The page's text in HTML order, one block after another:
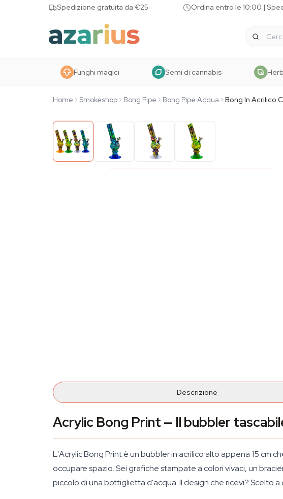
Skip to contentSpedizione gratuita da €25 Ordina entro le 10:00 |
Funghi magici Semi di cannabis
Home Smokeshop Bong Pipe Bong Pipe Acqua Bong In Acrilico
Descrizione
Acrylic Bong Print — Il bubbler
L'Acrylic Bong Print è un bubbler in acrilico alto appena 15 cm
occupare spazio. Sei grafiche stampate a colori vivaci, un
piccolo di una bottiglietta d'acqua. Il design che ricevi? Scelto